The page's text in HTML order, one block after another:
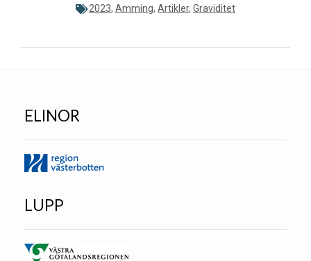
2023, Amming, Artikler, Graviditet
ELINOR
LUPP